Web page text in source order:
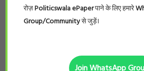
रोज़Politicswala ePaperपाने के लिए हमारे
Group/Communityसे जुड़ें।
Join WhatsApp